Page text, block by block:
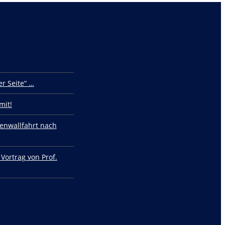
Seite“ …
nach
von Prof.